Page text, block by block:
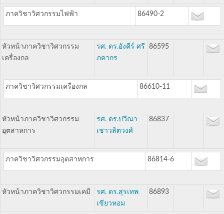
ภาควิชาวิศวกรรมไฟฟ้า 86490-2
หัวหน้าภาควิชาวิศวกรรม
เครื่องกล
รศ. ดร.อังคีร์ ศรี
ภคากร
86595
ภาควิชาวิศวกรรมเครื่องกล 86610-11
หัวหน้าภาควิชาวิศวกรรม
อุตสาหการ
รศ. ดร.ปวีณา
เชาวลิตวงศ์
86837
ภาควิชาวิศวกรรมอุตสาหการ 86814-6
หัวหน้าภาควิชาวิศวกรรมเคมี
รศ. ดร.สุรเทพ
เขียวหอม
86893